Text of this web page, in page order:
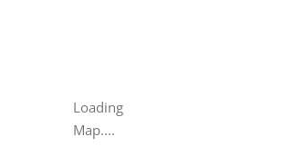
Loading
Map....